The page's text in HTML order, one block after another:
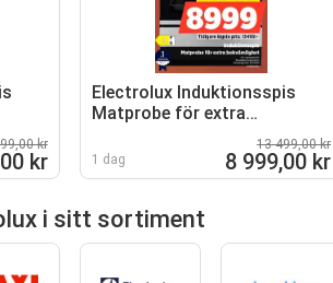
kr
kr
Electrolux Induktionsspis
Matprobe för extra
1 dag
13 499,00 kr
8 999,00 kr
i sitt sortiment